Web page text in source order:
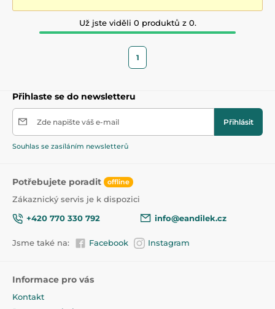
Už jste viděli 0 produktů z 0.
1
Přihlaste se do newsletteru
Zde napište váš e-mail Přihlásit
Souhlas se zasíláním newsletterů
Potřebujete poradit offline
Zákaznický servis je k dispozici
+420 770 330 792
info@eandilek.cz
Jsme také na: Facebook Instagram
Informace pro vás
Kontakt